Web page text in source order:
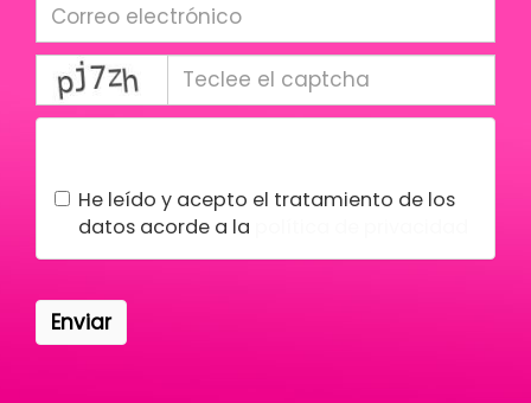
captcha
He leído y acepto el tratamiento de los
datos acorde a la
Enviar